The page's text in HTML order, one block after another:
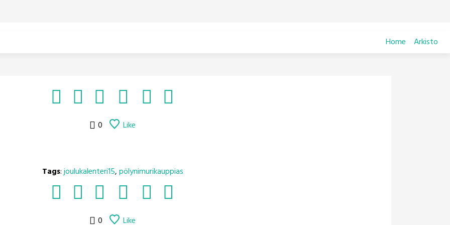
Home Arkisto
0 Like
Tags:joulukalenteri15,pölynimurikauppias
0 Like